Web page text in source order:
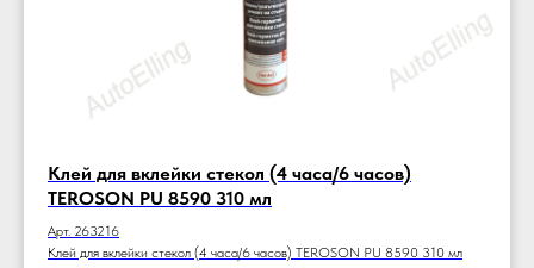
Клей для вклейки стекол (4 часа/6 часов)
TEROSON PU 8590 310 мл
Арт. 263216
Клей для вклейки стекол (4 часа/6 часов) TEROSON PU 8590 310 мл